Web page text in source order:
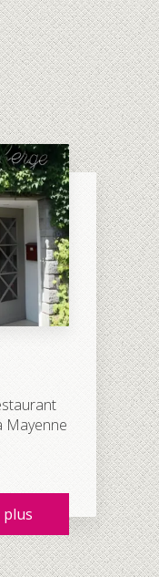
Mayenne
plus